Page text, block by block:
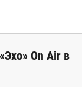
On Air в